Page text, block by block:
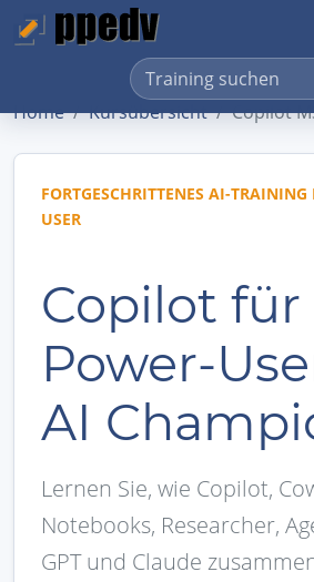
Home Kursübersicht Copilot
FORTGESCHRITTENES AI-
USER
Copilot für
Power-
AI
Lernen Sie, wie Copilot,
Notebooks, Researcher,
GPT und Claude